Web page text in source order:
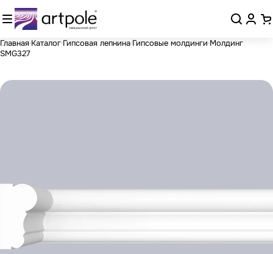
Главная Каталог Гипсовая лепнина Гипсовые молдинги Молдинг
SMG327